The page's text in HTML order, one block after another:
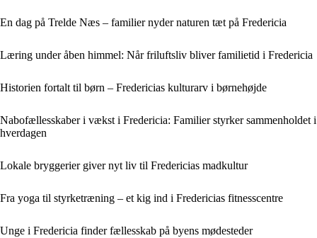
En dag på Trelde Næs – familier nyder naturen tæt på Fredericia
Læring under åben himmel: Når friluftsliv bliver familietid i Fredericia
Historien fortalt til børn – Fredericias kulturarv i børnehøjde
Nabofællesskaber i vækst i Fredericia: Familier styrker sammenholdet i
hverdagen
Lokale bryggerier giver nyt liv til Fredericias madkultur
Fra yoga til styrketræning – et kig ind i Fredericias fitnesscentre
Unge i Fredericia finder fællesskab på byens mødesteder